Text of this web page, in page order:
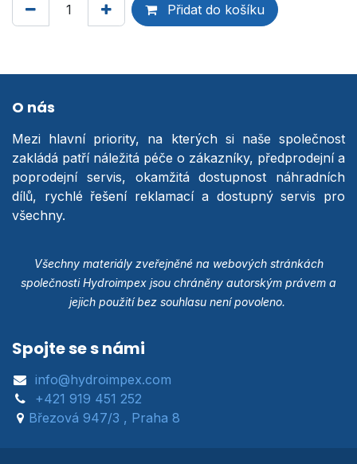
Přidat do košíku
O nás
Mezi hlavní priority, na kterých si naše společnost
zakládá patří náležitá péče o zákazníky, předprodejní a
poprodejní servis, okamžitá dostupnost náhradních
dílů, rychlé řešení reklamací a dostupný servis pro
všechny.
Všechny materiály zveřejněné na webových stránkách
společnosti Hydroimpex jsou chráněny autorským právem a
jejich použití bez souhlasu není povoleno.
Spojte se s námi
info@hydroimpex.com
+421 919 451 252
Březová 947/3 , Praha 8